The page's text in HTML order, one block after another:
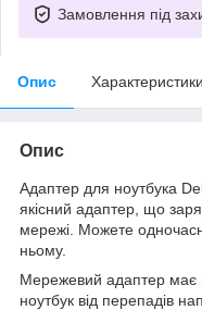
Замовлення під
Опис Характеристики
Опис
Адаптер для ноутбука
якісний адаптер, що
мережі. Можете
ньому.
Мережевий адаптер має
ноутбук від перепадів